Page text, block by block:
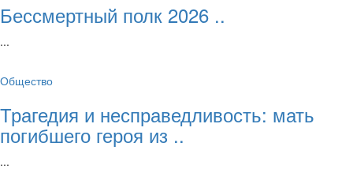
Бессмертный полк 2026 ..
...
Общество
Трагедия и несправедливость: мать
погибшего героя из ..
...